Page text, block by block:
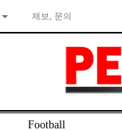
제보, 문의
Football